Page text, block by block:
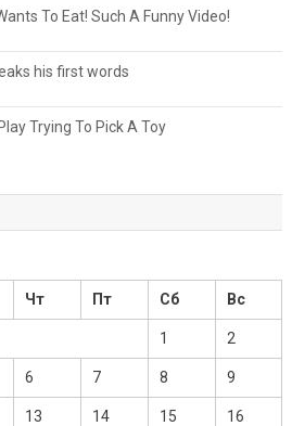
To Eat! Such A Funny Video!
his first words
Trying To Pick A Toy
Чт Пт Сб Вс
1 2
6 7 8 9
13 14 15 16